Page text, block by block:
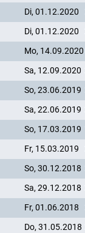
Di, 01.12.2020
Di, 01.12.2020
Mo, 14.09.2020
Sa, 12.09.2020
So, 23.06.2019
Sa, 22.06.2019
So, 17.03.2019
Fr, 15.03.2019
So, 30.12.2018
Sa, 29.12.2018
Fr, 01.06.2018
Do, 31.05.2018